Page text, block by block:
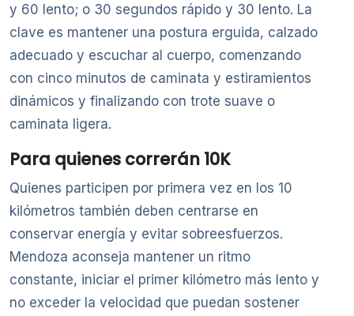
y 60 lento; o 30 segundos rápido y 30 lento. La
clave es mantener una postura erguida, calzado
adecuado y escuchar al cuerpo, comenzando
con cinco minutos de caminata y estiramientos
dinámicos y finalizando con trote suave o
caminata ligera.
Para quienes correrán 10K
Quienes participen por primera vez en los 10
kilómetros también deben centrarse en
conservar energía y evitar sobreesfuerzos.
Mendoza aconseja mantener un ritmo
constante, iniciar el primer kilómetro más lento y
no exceder la velocidad que puedan sostener